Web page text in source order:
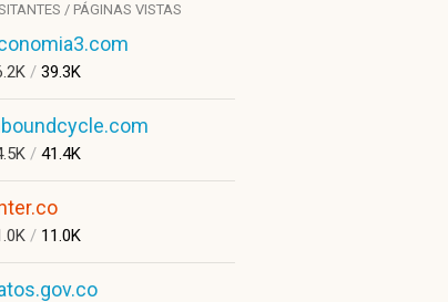
/ PÁGINAS VISTAS
/ 39.3K
/ 41.4K
/ 11.0K